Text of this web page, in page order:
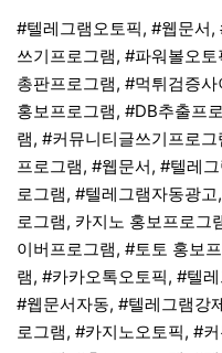
#텔레그램오토픽, #웹문서
쓰기프로그램, #파워볼오
총판프로그램, #먹튀검증
홍보프로그램, #DB추출프
램, #커뮤니티글쓰기프로
프로그램, #웹문서, #텔레
로그램, #텔레그램자동광
로그램, 카지노 홍보프로그
이버프로그램, #토토 홍보
램, #카카오톡오토픽, #텔
#웹문서자동, #텔레그램강
로그램, #카지노오토픽, #